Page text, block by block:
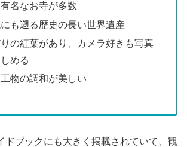
名なお寺が多数
も遡る歴史の長い世界遺産
の紅葉があり、カメラ好きも写真
める
物の調和が美しい
ドブックにも大きく掲載されていて、観